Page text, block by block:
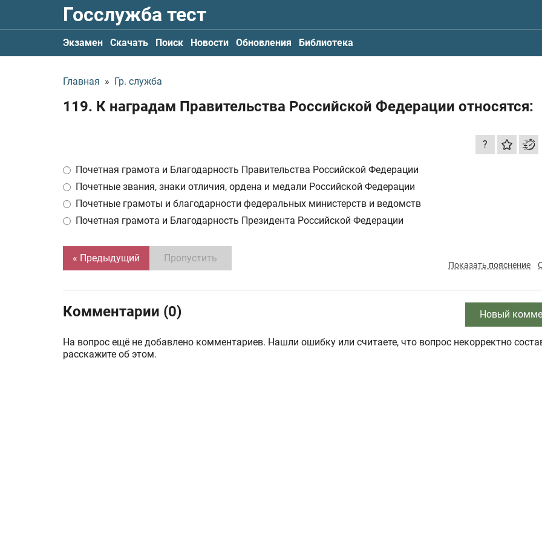
Госслужба тест
Экзамен Скачать Поиск Новости Обновления Библиотека
Главная » Гр. служба
119. К наградам Правительства Российской Федерации относятся:
?
Почетная грамота и Благодарность Правительства Российской Федерации
Почетные звания, знаки отличия, ордена и медали Российской Федерации
Почетные грамоты и благодарности федеральных министерств и ведомств
Почетная грамота и Благодарность Президента Российской Федерации
« Предыдущий Пропустить
Показать пояснение
Комментарии (0) Новый
На вопрос ещё не добавлено комментариев. Нашли ошибку или считаете, что вопрос некорректно
расскажите об этом.